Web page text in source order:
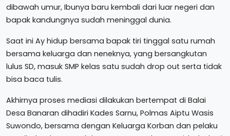
dibawah umur, Ibunya baru kembali dari luar negeri dan
bapak kandungnya sudah meninggal dunia.
Saat ini Ay hidup bersama bapak tiri tinggal satu rumah
bersama keluarga dan neneknya, yang bersangkutan
lulus SD, masuk SMP kelas satu sudah drop out serta tidak
bisa baca tulis.
Akhirnya proses mediasi dilakukan bertempat di Balai
Desa Banaran dihadiri Kades Sarnu, Polmas Aiptu Wasis
Suwondo, bersama dengan Keluarga Korban dan pelaku